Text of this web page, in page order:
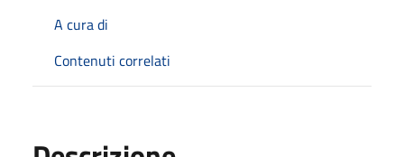
A cura di
Contenuti correlati